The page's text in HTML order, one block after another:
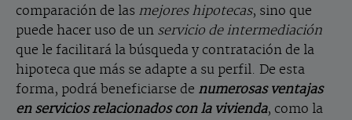
comparación de las mejores hipotecas, sino que
puede hacer uso de un servicio de intermediación
que le facilitará la búsqueda y contratación de la
hipoteca que más se adapte a su perfil. De esta
forma, podrá beneficiarse de numerosas ventajas
en servicios relacionados con la vivienda, como la